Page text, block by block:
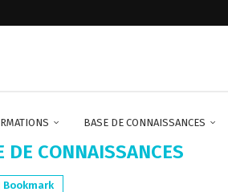
sur seine
BASE DE CONNAISSANCES
DE CONNAISSANCES
Bookmark